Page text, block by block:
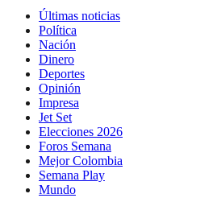
Últimas noticias
Política
Nación
Dinero
Deportes
Opinión
Impresa
Jet Set
Elecciones 2026
Foros Semana
Mejor Colombia
Semana Play
Mundo